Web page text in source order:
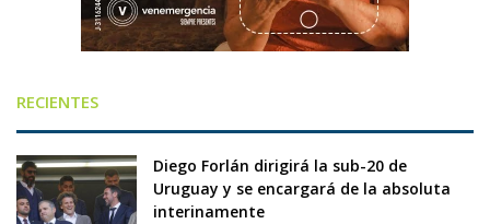
RECIENTES
Diego Forlán dirigirá la sub-20 de
Uruguay y se encargará de la absoluta
interinamente